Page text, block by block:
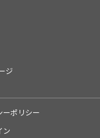
ジ
ーポリシー
ン